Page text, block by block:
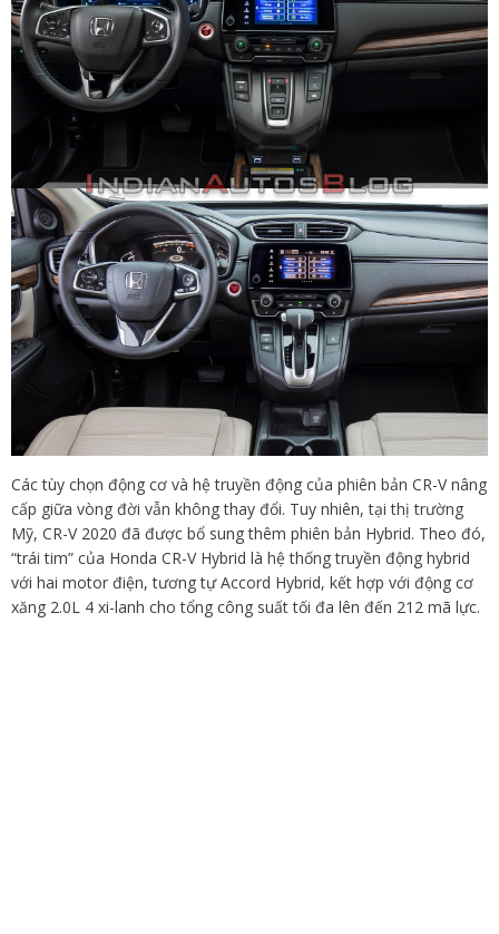
Các tùy chọn động cơ và hệ truyền động của phiên bản CR-V nâng
cấp giữa vòng đời vẫn không thay đổi. Tuy nhiên, tại thị trường
Mỹ, CR-V 2020 đã được bổ sung thêm phiên bản Hybrid. Theo đó,
“trái tim” của Honda CR-V Hybrid là hệ thống truyền động hybrid
với hai motor điện, tương tự Accord Hybrid, kết hợp với động cơ
xăng 2.0L 4 xi-lanh cho tổng công suất tối đa lên đến 212 mã lực.